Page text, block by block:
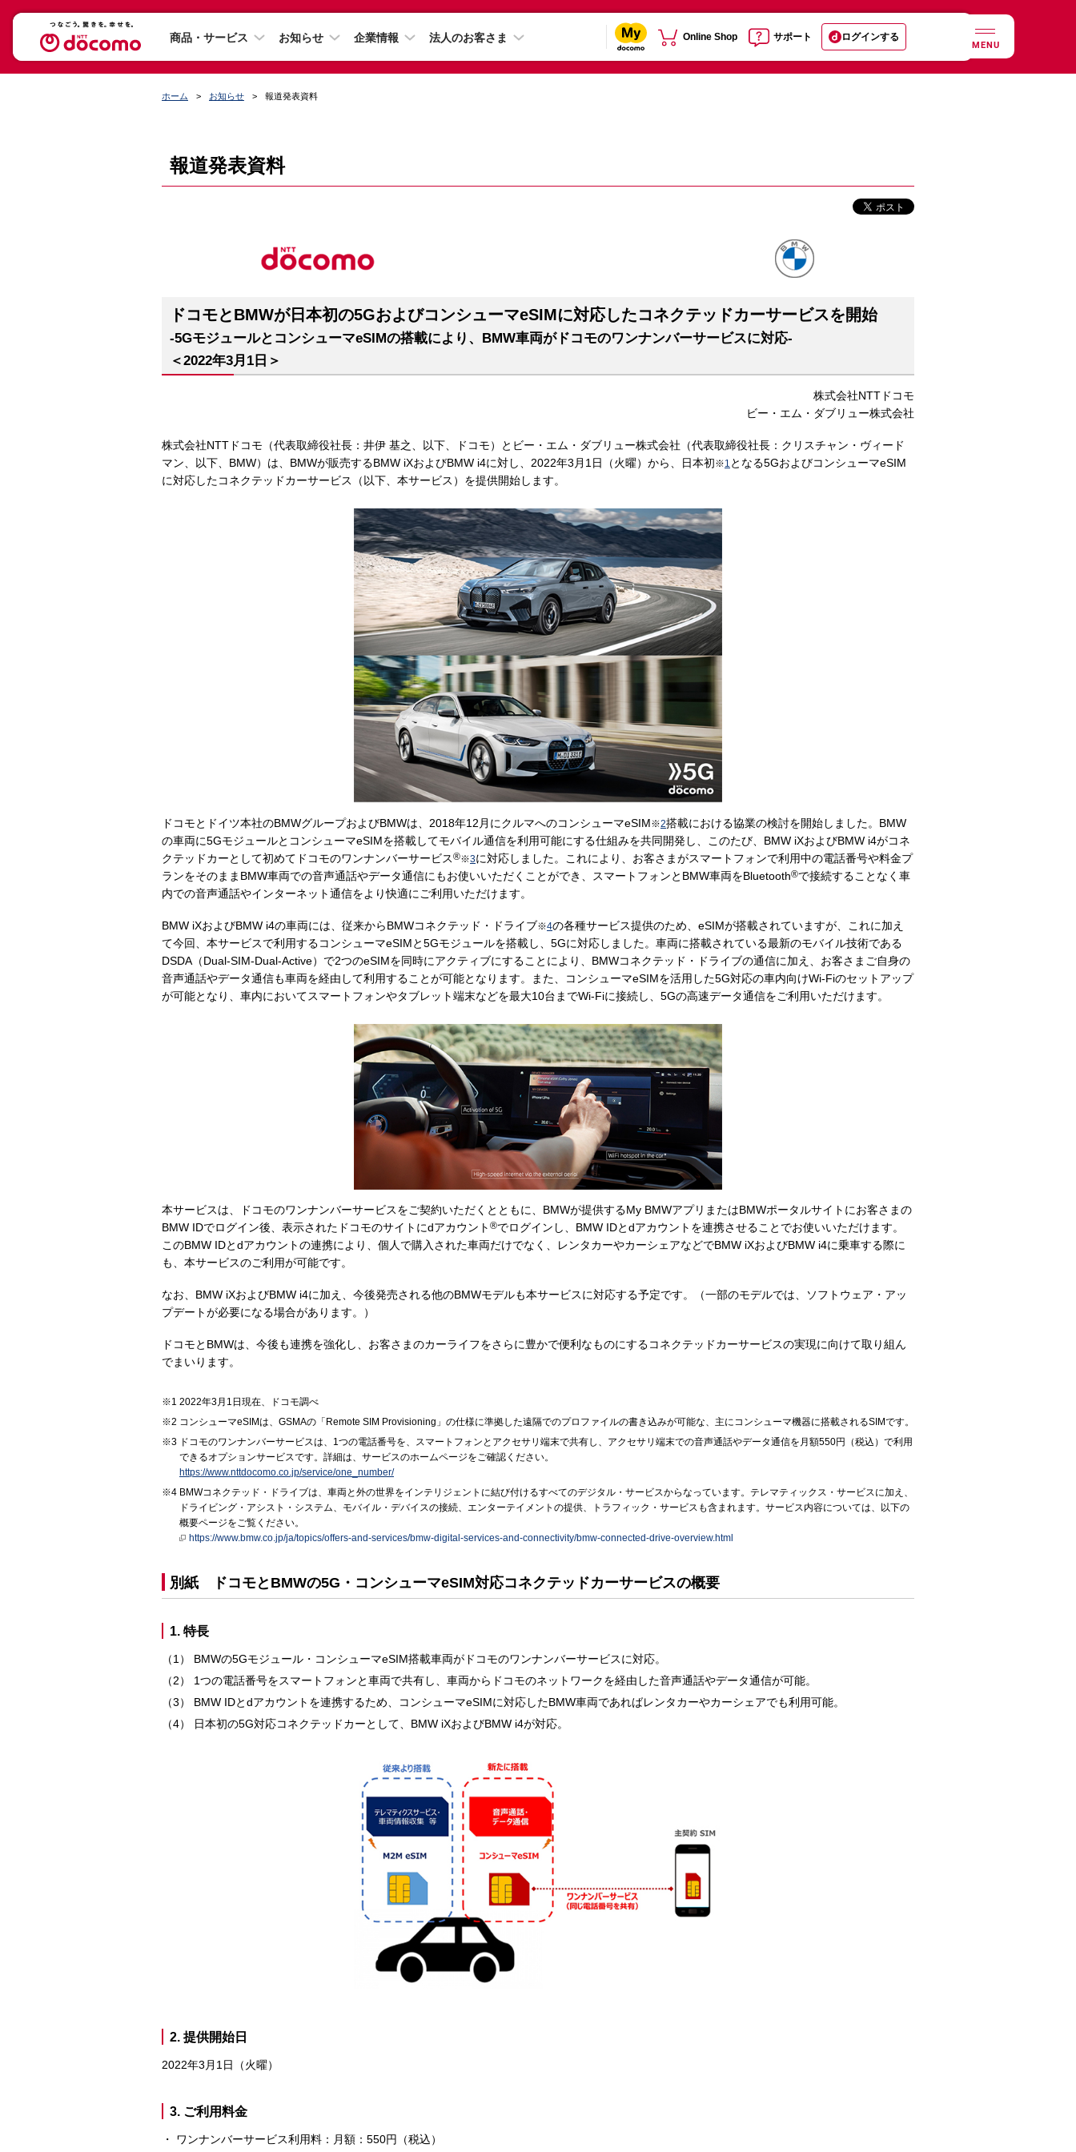
商品・サービス お知らせ 企業情報 法人のお客さま Online Shop サポート ログインする
MENU
ホーム お知らせ 報道発表資料
報道発表資料
ドコモとBMWが日本初の5GおよびコンシューマeSIMに対応したコネクテッドカーサービスを開始
-5GモジュールとコンシューマeSIMの搭載により、BMW車両がドコモのワンナンバーサービスに対応-
＜2022年3月1日＞
株式会社NTTドコモ
ビー・エム・ダブリュー株式会社
株式会社NTTドコモ（代表取締役社長：井伊 基之、以下、ドコモ）とビー・エム・ダブリュー株式会社（代表取締役社長：クリスチャン・ヴィード
マン、以下、BMW）は、BMWが販売するBMW iXおよびBMW i4に対し、2022年3月1日（火曜）から、日本初※1 となる5GおよびコンシューマeSIM
に対応したコネクテッドカーサービス（以下、本サービス）を提供開始します。
ドコモとドイツ本社のBMWグループおよびBMWは、2018年12月にクルマへのコンシューマeSIM※2搭載における協業の検討を開始しました。BMW
の車両に5GモジュールとコンシューマeSIMを搭載してモバイル通信を利用可能にする仕組みを共同開発し、このたび、BMW iXおよびBMW i4がコネ
クテッドカーとして初めてドコモのワンナンバーサービス®※3に対応しました。これにより、お客さまがスマートフォンで利用中の電話番号や料金プ
ランをそのままBMW車両での音声通話やデータ通信にもお使いいただくことができ、スマートフォンとBMW車両をBluetooth®で接続することなく車
内での音声通話やインターネット通信をより快適にご利用いただけます。
BMW iXおよびBMW i4の車両には、従来からBMWコネクテッド・ドライブ※4の各種サービス提供のため、eSIMが搭載されていますが、これに加え
て今回、本サービスで利用するコンシューマeSIMと5Gモジュールを搭載し、5Gに対応しました。車両に搭載されている最新のモバイル技術である
DSDA（Dual-SIM-Dual-Active）で2つのeSIMを同時にアクティブにすることにより、BMWコネクテッド・ドライブの通信に加え、お客さまご自身の
音声通話やデータ通信も車両を経由して利用することが可能となります。また、コンシューマeSIMを活用した5G対応の車内向けWi-Fiのセットアップ
が可能となり、車内においてスマートフォンやタブレット端末などを最大10台までWi-Fiに接続し、5Gの高速データ通信をご利用いただけます。
本サービスは、ドコモのワンナンバーサービスをご契約いただくとともに、BMWが提供するMy BMWアプリまたはBMWポータルサイトにお客さまの
BMW IDでログイン後、表示されたドコモのサイトにdアカウント ®でログインし、BMW IDとdアカウントを連携させることでお使いいただけます。
このBMW IDとdアカウントの連携により、個人で購入された車両だけでなく、レンタカーやカーシェアなどでBMW iXおよびBMW i4に乗車する際に
も、本サービスのご利用が可能です。
なお、BMW iXおよびBMW i4に加え、今後発売される他のBMWモデルも本サービスに対応する予定です。（一部のモデルでは、ソフトウェア・アッ
プデートが必要になる場合があります。）
ドコモとBMWは、今後も連携を強化し、お客さまのカーライフをさらに豊かで便利なものにするコネクテッドカーサービスの実現に向けて取り組ん
でまいります。
2022年3月1日現在、ドコモ調べ
コンシューマeSIMは、GSMAの「Remote SIM Provisioning」の仕様に準拠した遠隔でのプロファイルの書き込みが可能な、主にコンシューマ機器に搭載されるSIMです。
ドコモのワンナンバーサービスは、1つの電話番号を、スマートフォンとアクセサリ端末で共有し、アクセサリ端末での音声通話やデータ通信を月額550円（税込）で利用
できるオプションサービスです。詳細は、サービスのホームページをご確認ください。
https://www.nttdocomo.co.jp/service/one_number/
BMWコネクテッド・ドライブは、車両と外の世界をインテリジェントに結び付けるすべてのデジタル・サービスからなっています。テレマティックス・サービスに加え、
ドライビング・アシスト・システム、モバイル・デバイスの接続、エンターテイメントの提供、トラフィック・サービスも含まれます。サービス内容については、以下の
概要ページをご覧ください。
https://www.bmw.co.jp/ja/topics/offers-and-services/bmw-digital-services-and-connectivity/bmw-connected-drive-overview.html
別紙 ドコモとBMWの5G・コンシューマeSIM対応コネクテッドカーサービスの概要
1. 特長
BMWの5Gモジュール・コンシューマeSIM搭載車両がドコモのワンナンバーサービスに対応。
1つの電話番号をスマートフォンと車両で共有し、車両からドコモのネットワークを経由した音声通話やデータ通信が可能。
BMW IDとdアカウントを連携するため、コンシューマeSIMに対応したBMW車両であればレンタカーやカーシェアでも利用可能。
日本初の5G対応コネクテッドカーとして、BMW iXおよびBMW i4が対応。
2. 提供開始日
2022年3月1日（火曜）
3. ご利用料金
ワンナンバーサービス利用料：月額：550円（税込）